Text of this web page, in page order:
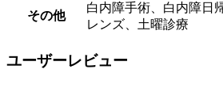
その他
⽩内障⼿術、白内障日
レンズ、土曜診療
ユーザーレビュー